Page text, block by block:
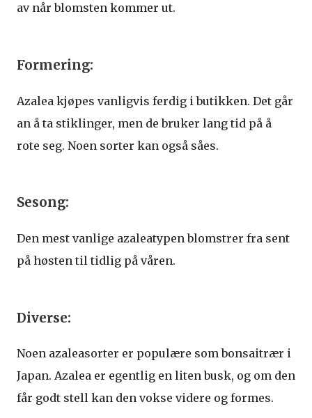
av når blomsten kommer ut.
Formering:
Azalea kjøpes vanligvis ferdig i butikken. Det går
an å ta stiklinger, men de bruker lang tid på å
rote seg. Noen sorter kan også såes.
Sesong:
Den mest vanlige azaleatypen blomstrer fra sent
på høsten til tidlig på våren.
Diverse:
Noen azaleasorter er populære som bonsaitrær i
Japan. Azalea er egentlig en liten busk, og om den
får godt stell kan den vokse videre og formes.